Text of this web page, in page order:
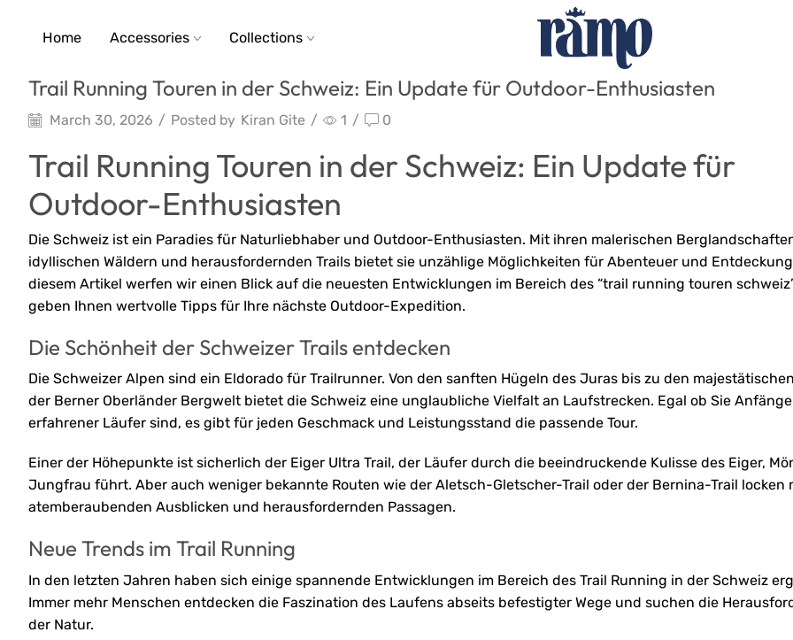
Home Accessories Collections
Trail Running Touren in der Schweiz: Ein Update für Outdoor-Enthusiasten
March 30, 2026 / Posted by Kiran Gite / 1 / 0
Trail Running Touren in der Schweiz: Ein Update für
Outdoor-Enthusiasten
Die Schweiz ist ein Paradies für Naturliebhaber und Outdoor-Enthusiasten. Mit ihren malerischen
idyllischen Wäldern und herausfordernden Trails bietet sie unzählige Möglichkeiten für Abenteuer und
diesem Artikel werfen wir einen Blick auf die neuesten Entwicklungen im Bereich des “trail running touren
geben Ihnen wertvolle Tipps für Ihre nächste Outdoor-Expedition.
Die Schönheit der Schweizer Trails entdecken
Die Schweizer Alpen sind ein Eldorado für Trailrunner. Von den sanften Hügeln des Juras bis zu den
der Berner Oberländer Bergwelt bietet die Schweiz eine unglaubliche Vielfalt an Laufstrecken. Egal ob Sie
erfahrener Läufer sind, es gibt für jeden Geschmack und Leistungsstand die passende Tour.
Einer der Höhepunkte ist sicherlich der Eiger Ultra Trail, der Läufer durch die beeindruckende Kulisse des Eiger,
Jungfrau führt. Aber auch weniger bekannte Routen wie der Aletsch-Gletscher-Trail oder der Bernina-Trail locken
atemberaubenden Ausblicken und herausfordernden Passagen.
Neue Trends im Trail Running
In den letzten Jahren haben sich einige spannende Entwicklungen im Bereich des Trail Running in der Schweiz
Immer mehr Menschen entdecken die Faszination des Laufens abseits befestigter Wege und suchen die
der Natur.